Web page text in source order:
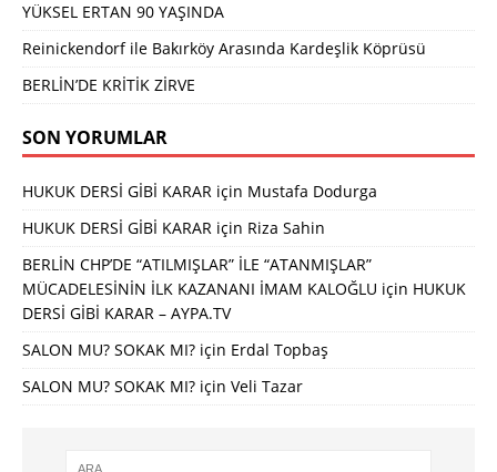
YÜKSEL ERTAN 90 YAŞINDA
Reinickendorf ile Bakırköy Arasında Kardeşlik Köprüsü
BERLİN’DE KRİTİK ZİRVE
SON YORUMLAR
HUKUK DERSİ GİBİ KARAR için Mustafa Dodurga
HUKUK DERSİ GİBİ KARAR için Riza Sahin
BERLİN CHP’DE “ATILMIŞLAR” İLE “ATANMIŞLAR”
MÜCADELESİNİN İLK KAZANANI İMAM KALOĞLU için HUKUK
DERSİ GİBİ KARAR – AYPA.TV
SALON MU? SOKAK MI? için Erdal Topbaş
SALON MU? SOKAK MI? için Veli Tazar